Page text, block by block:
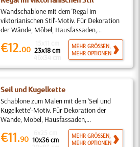
Wandschablone mit dem 'Regal im
viktorianischen Stil'-Motiv. Für Dekoration
der Wände, Möbel, Hausfassaden,...
€12.00 23x18 cm
MEHR GRÖSSEN,
MEHR OPTIONEN
Seil und Kugelkette
Schablone zum Malen mit dem 'Seil und
Kugelkette'-Motiv. Für Dekoration der
Wände, Möbel, Hausfassaden,...
€11.90 10x36 cm
MEHR GRÖSSEN,
MEHR OPTIONEN